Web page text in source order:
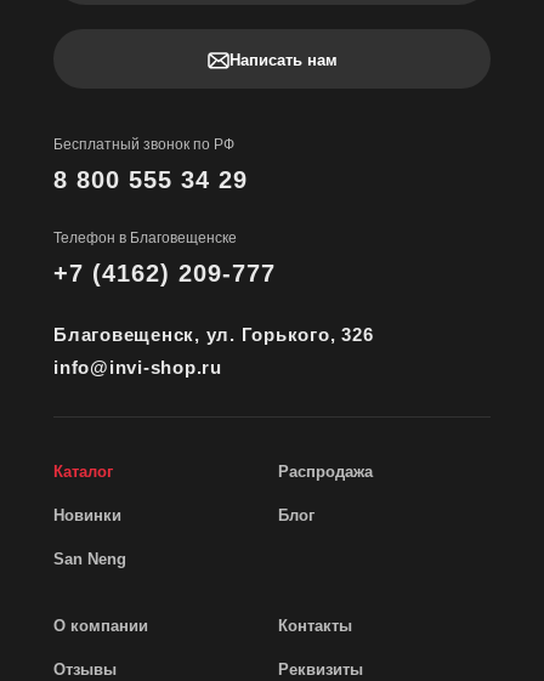
Написать нам
Бесплатный звонок по РФ
8 800 555 34 29
Телефон в Благовещенске
+7 (4162) 209-777
Благовещенск, ул. Горького, 326
info@invi-shop.ru
Каталог Распродажа
Новинки Блог
San Neng
О компании Контакты
Отзывы Реквизиты